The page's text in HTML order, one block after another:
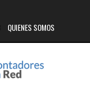
QUIENES SOMOS